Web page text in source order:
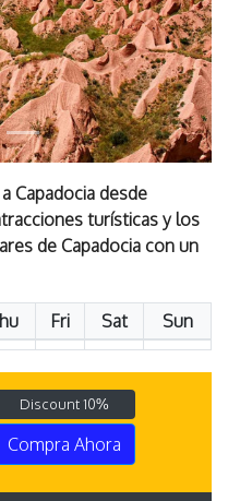
Capadocia desde
turísticas y los
de Capadocia con un
Fri Sat Sun
Discount 10%
Compra Ahora